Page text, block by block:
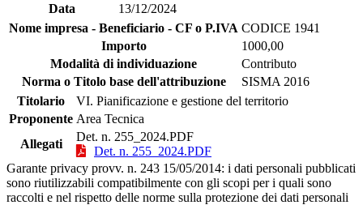
Data
13/12/2024
Nome impresa - Beneficiario - CF o P.IVA CODICE 1941
Importo
1000,00
Modalità di individuazione
Contributo
Norma o Titolo base dell'attribuzione
SISMA 2016
Titolario
VI. Pianificazione e gestione del territorio
Proponente Area Tecnica
Allegati
Det. n. 255_2024.PDF
Det. n. 255_2024.PDF
Garante privacy provv. n. 243 15/05/2014: i dati personali pubblicati
sono riutilizzabili compatibilmente con gli scopi per i quali sono
raccolti e nel rispetto delle norme sulla protezione dei dati personali